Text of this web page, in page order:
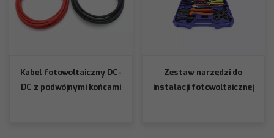
Kabel fotowoltaiczny DC-
DC z podwójnymi końcami
Zestaw narzędzi do
instalacji fotowoltaicznej